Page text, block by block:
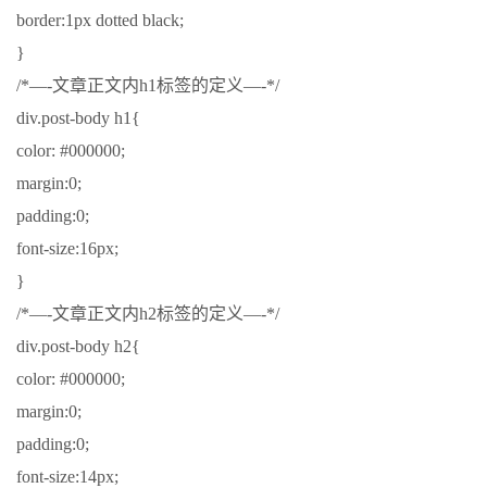
border:1px dotted black;
}
/*—-文章正文内h1标签的定义—-*/
div.post-body h1{
color: #000000;
margin:0;
padding:0;
font-size:16px;
}
/*—-文章正文内h2标签的定义—-*/
div.post-body h2{
color: #000000;
margin:0;
padding:0;
font-size:14px;